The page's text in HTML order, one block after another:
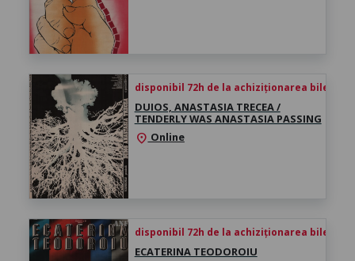
disponibil 72h de la achiziționarea biletului
DUIOS, ANASTASIA TRECEA /
TENDERLY WAS ANASTASIA PASSING
location_on Online
disponibil 72h de la achiziționarea biletului
ECATERINA TEODOROIU